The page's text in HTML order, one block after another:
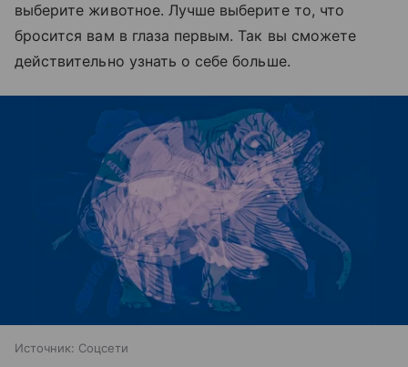
выберите животное. Лучше выберите то, что
бросится вам в глаза первым. Так вы сможете
действительно узнать о себе больше.
Источник: Соцсети